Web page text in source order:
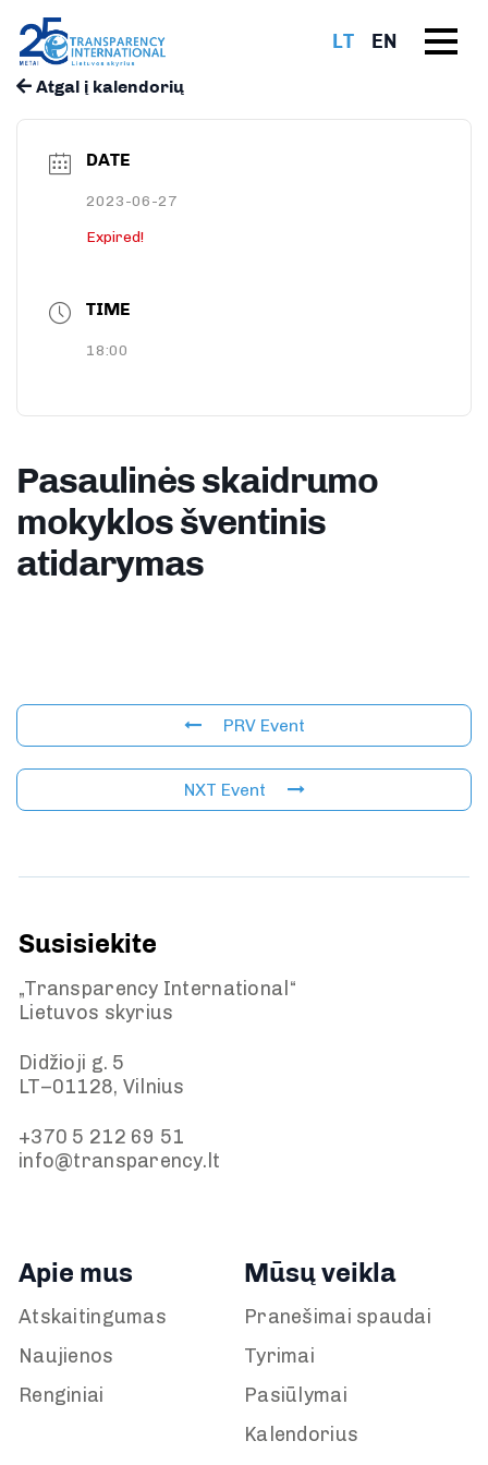
LT EN
Atgal į kalendorių
DATE
2023-06-27
Expired!
TIME
18:00
Pasaulinės skaidrumo
mokyklos šventinis
atidarymas
PRV Event
NXT Event
Susisiekite
„Transparency International“
Lietuvos skyrius
Didžioji g. 5
LT–01128, Vilnius
+370 5 212 69 51
info@transparency.lt
Apie mus
Atskaitingumas
Naujienos
Renginiai
Mūsų veikla
Pranešimai spaudai
Tyrimai
Pasiūlymai
Kalendorius